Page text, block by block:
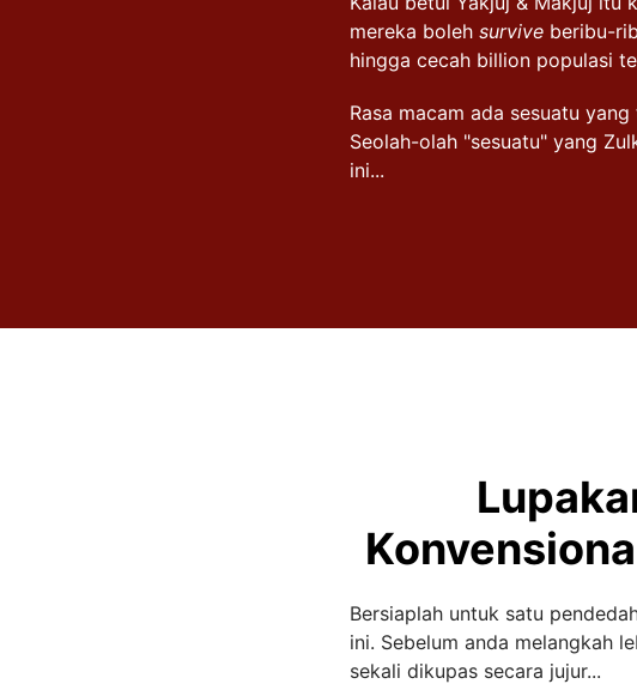
mereka boleh survive beribu-
hingga cecah billion populasi
Rasa macam ada sesuatu
Seolah-olah "sesuatu" yang
ini...
Bersiaplah untuk satu
ini. Sebelum anda melangkah
sekali dikupas secara jujur...